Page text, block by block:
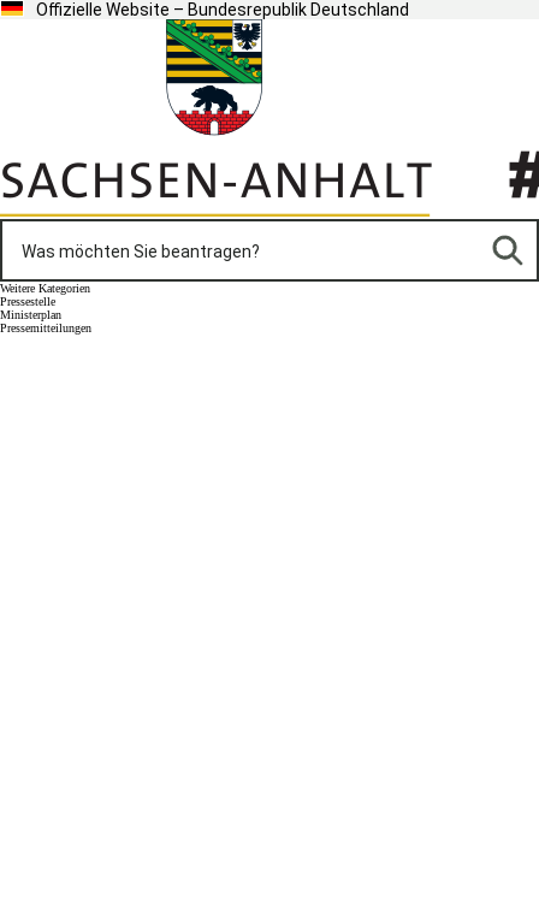
Offizielle Website – Bundesrepublik Deutschland
Weitere Kategorien
Pressestelle
Ministerplan
Pressemitteilungen